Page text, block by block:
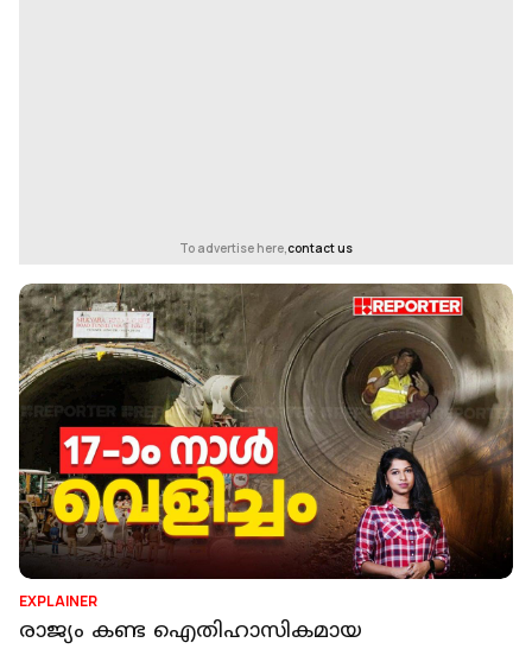
To advertise here, contact us
EXPLAINER
രാജ്യം കണ്ട ഐതിഹാസികമായ